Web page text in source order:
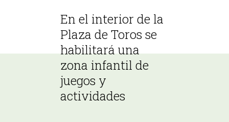
En el interior de la
Plaza de Toros se
habilitará una
zona infantil de
juegos y
actividades